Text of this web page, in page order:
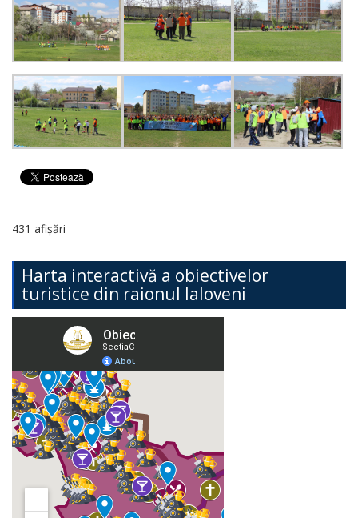
431 afișări
Harta interactivă a obiectivelor
turistice din raionul Ialoveni